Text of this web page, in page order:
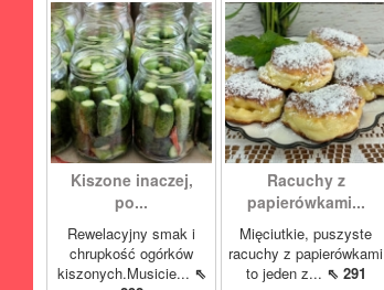
Kiszone inaczej,
po...
Rewelacyjny smak i
chrupkość ogórków
kiszonych.Musicie... ⇖
Racuchy z
papierówkami...
Mięciutkie, puszyste
racuchy z papierówkami
to jeden z... ⇖ 291